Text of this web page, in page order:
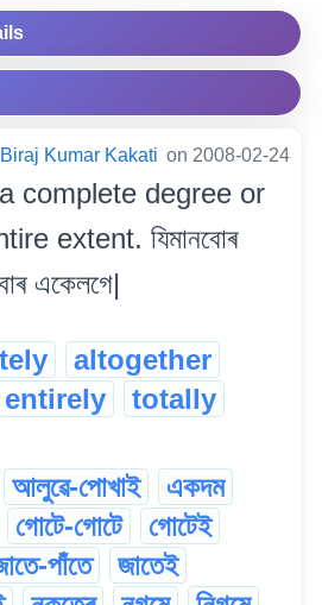
Biraj Kumar Kakati on 2008-02-24
complete degree or
extent. যিমানবোৰ
একেলগে|
altogether
entirely
totally
আলুৱে-পোখাই
একদম
গোটে-গোটে
গোটেই
পাঁতে
জাতেই